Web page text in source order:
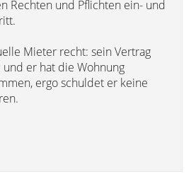
Rechten und Pflichten ein- und
Mieter recht: sein Vertrag
er hat die Wohnung
ergo schuldet er keine